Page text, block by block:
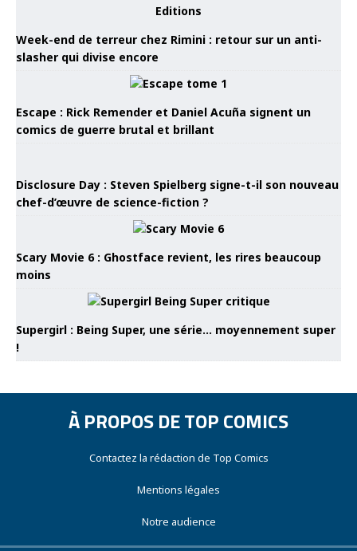
Week-end de terreur chez Rimini : retour sur un anti-
slasher qui divise encore
Escape : Rick Remender et Daniel Acuña signent un
comics de guerre brutal et brillant
Disclosure Day : Steven Spielberg signe-t-il son nouveau
chef-d’œuvre de science-fiction ?
Scary Movie 6 : Ghostface revient, les rires beaucoup
moins
Supergirl : Being Super, une série… moyennement super
!
À PROPOS DE TOP COMICS
Contactez la rédaction de Top Comics
Mentions légales
Notre audience